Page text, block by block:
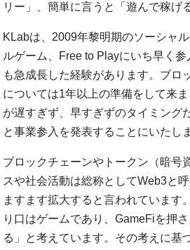
リー」、簡単に言うと「遊んで稼げ
KLabは、2009年黎明期のソーシャ
ルゲーム、Free to Playにいち早く
も急成長した経験があります。ブロ
については1年以上の準備をして来
が遅すぎず、早すぎずのタイミング
と事業参入を発表することにいたし
ブロックチェーンやトークン（暗号
スや社会活動は総称としてWeb3と
ますます拡大すると言われています
り口はゲームであり、GameFiを押
る」と考えています。その考えに基